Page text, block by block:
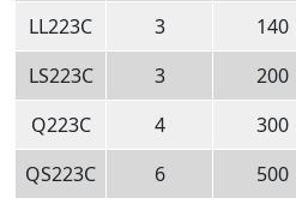
LL223C
3 140
LS223C
3 200
Q223C
4 300
QS223C
6 500